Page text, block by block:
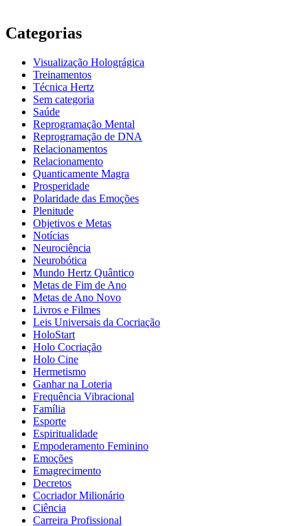
Categorias
Visualização Holográgica
Treinamentos
Técnica Hertz
Sem categoria
Saúde
Reprogramação Mental
Reprogramação de DNA
Relacionamentos
Relacionamento
Quanticamente Magra
Prosperidade
Polaridade das Emoções
Plenitude
Objetivos e Metas
Notícias
Neurociência
Neurobótica
Mundo Hertz Quântico
Metas de Fim de Ano
Metas de Ano Novo
Livros e Filmes
Leis Universais da Cocriação
HoloStart
Holo Cocriação
Holo Cine
Hermetismo
Ganhar na Loteria
Frequência Vibracional
Família
Esporte
Espiritualidade
Empoderamento Feminino
Emoções
Emagrecimento
Decretos
Cocriador Milionário
Ciência
Carreira Profissional